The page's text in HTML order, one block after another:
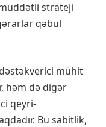
strateji
qəbul
mühit
həm də digər
qeyri-
Bu sabitlik,